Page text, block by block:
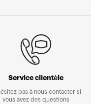
Service clientèle
pas à nous contacter si
vous avez des questions